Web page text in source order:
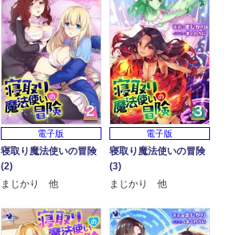
電子版
寝取り魔法使いの冒険
(2)
まじかり 他
電子版
寝取り魔法使いの冒険
(3)
まじかり 他